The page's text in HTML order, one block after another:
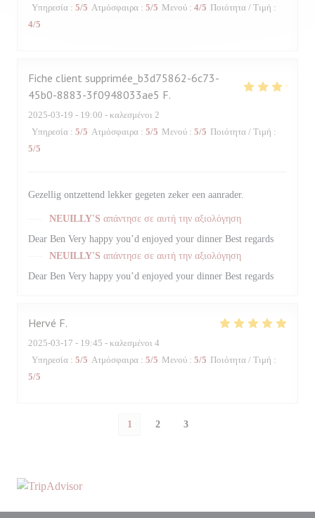
Υπηρεσία : 5/5 Ατμόσφαιρα : 5/5 Μενού : 4/5 Ποιότητα / Τιμή :
4/5
Fiche client supprimée_b3d75862-6c73-
45b0-8883-3f0948033ae5 F
2025-03-19 - 19:00 - καλεσμένοι 2
Υπηρεσία : 5/5 Ατμόσφαιρα : 5/5 Μενού : 5/5 Ποιότητα / Τιμή :
5/5
Gezellig ontzettend lekker gegeten zeker een aanrader.
NEUILLY'S απάντησε σε αυτή την αξιολόγηση
Dear Ben Very happy you’d enjoyed your dinner Best regards
NEUILLY'S απάντησε σε αυτή την αξιολόγηση
Dear Ben Very happy you’d enjoyed your dinner Best regards
Hervé F
2025-03-17 - 19:45 - καλεσμένοι 4
Υπηρεσία : 5/5 Ατμόσφαιρα : 5/5 Μενού : 5/5 Ποιότητα / Τιμή :
5/5
1 2 3